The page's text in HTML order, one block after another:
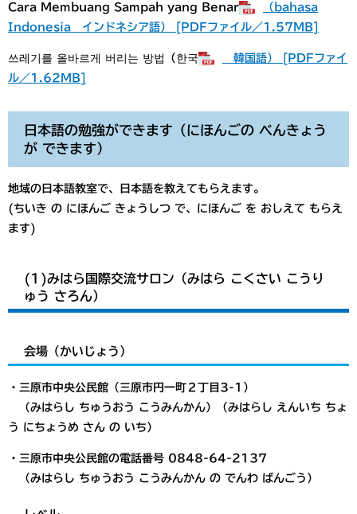
Cara Membuang Sampah yang Benar
（bahasa
Indonesia インドネシア語） [PDFファイル／1.57MB]
쓰레기를 올바르게 버리는 방법（한국​
韓国語） [PDFファイ
ル／1.62MB]
日本語の勉強ができます（にほんごの べんきょう
が できます）
地域の日本語教室で、日本語を教えてもらえます。
(ちいき の にほんご きょうしつ で、にほんご を おしえて もらえ
ます)
(1)みはら国際交流サロン（みはら こくさい こうり
ゅう さろん）
会場（かいじょう）
・三原市中央公民館（三原市円一町２丁目3-1）
（みはらし ちゅうおう こうみんかん）（みはらし えんいち ちょ
う にちょうめ さん の いち）
・三原市中央公民館の電話番号 0848-64-2137
（みはらし ちゅうおう こうみんかん の でんわ ばんごう）